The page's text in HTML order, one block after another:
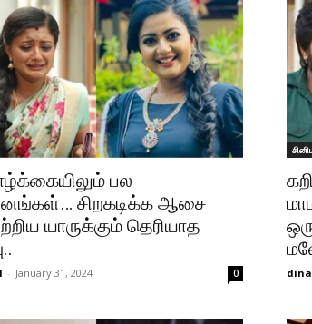
பல
சிறகடிக்க ஆசை
யாருக்கும் தெரியாத
- January 31, 2024 0